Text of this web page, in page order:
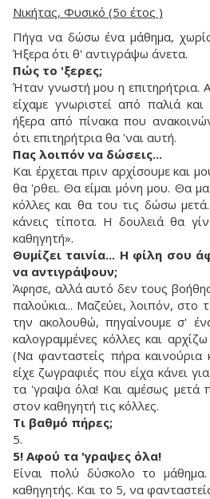
Νικήτας, Φυσικό (5ο έτος )
Πήγα να δώσω ένα μάθημα,
Ήξερα ότι θ' αντιγράψω άνετα.
Πώς το 'ξερες;
Ήταν γνωστή μου η επιτηρήτρια.
είχαμε γνωριστεί από παλιά και
ήξερα από πίνακα που
ότι επιτηρήτρια θα 'ναι αυτή.
Πας λοιπόν να δώσεις...
Και έρχεται πριν αρχίσουμε και
θα 'ρθει. Θα είμαι μόνη μου. Θα
κόλλες και θα του τις δώσω
κάνεις τίποτα. Η δουλειά θα
καθηγητή».
Θυμίζει ταινία... Η φίλη σου
να αντιγράψουν;
Άφησε, αλλά αυτό δεν τους
παλούκια... Μαζεύει, λοιπόν, στο
την ακολουθώ, πηγαίνουμε σ'
καλογραμμένες κόλλες και
(Να φανταστείς πήρα καινούρια
είχε ζωγραφιές που είχα κάνει
τα 'γραψα όλα! Και αμέσως μετά
στον καθηγητή τις κόλλες.
Τι βαθμό πήρες;
5.
5! Αφού τα 'γραψες όλα!
Είναι πολύ δύσκολο το
καθηγητής. Και το 5, να